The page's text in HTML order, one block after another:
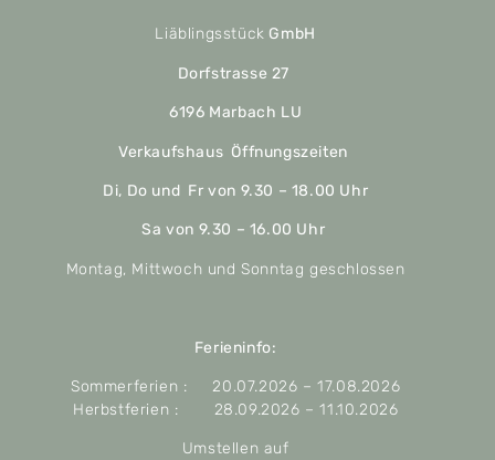
Liäblingsstück GmbH
Dorfstrasse 27
6196 Marbach LU
Verkaufshaus Öffnungszeiten
Di, Do und Fr von 9.30 – 18.00 Uhr
Sa von 9.30 – 16.00 Uhr
Montag, Mittwoch und Sonntag geschlossen
Ferieninfo:
Sommerferien : 20.07.2026 – 17.08.2026
Herbstferien : 28.09.2026 – 11.10.2026
Umstellen auf